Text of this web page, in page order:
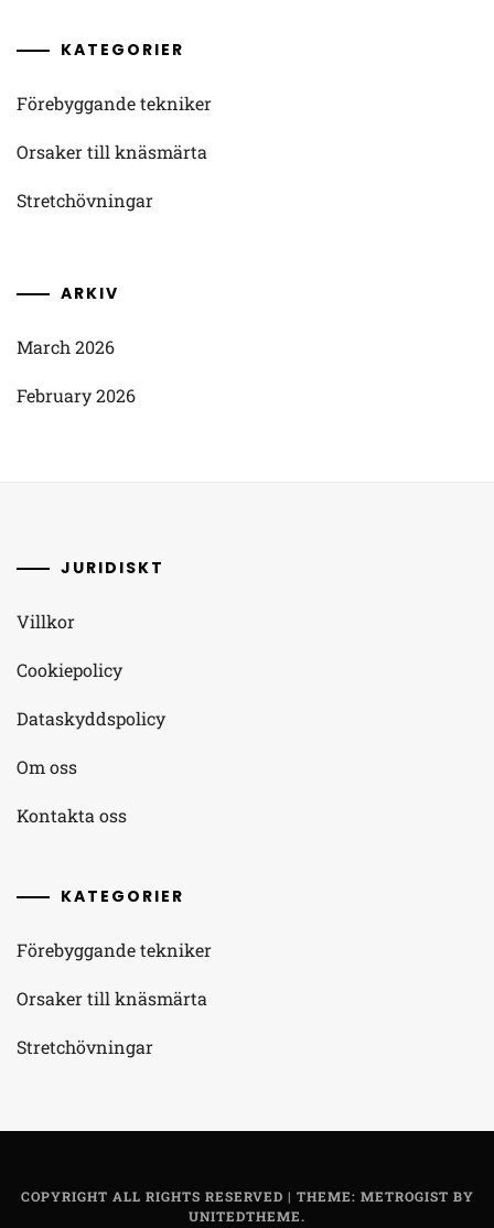
KATEGORIER
Förebyggande tekniker
Orsaker till knäsmärta
Stretchövningar
ARKIV
March 2026
February 2026
JURIDISKT
Villkor
Cookiepolicy
Dataskyddspolicy
Om oss
Kontakta oss
KATEGORIER
Förebyggande tekniker
Orsaker till knäsmärta
Stretchövningar
COPYRIGHT ALL RIGHTS RESERVED | THEME: METROGIST BY
UNITEDTHEME.